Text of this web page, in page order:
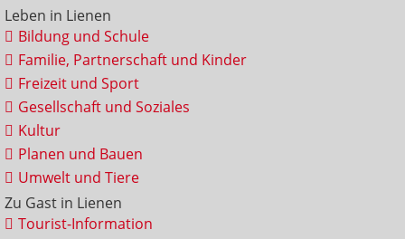
Leben in Lienen
Bildung und Schule
Familie, Partnerschaft und Kinder
Freizeit und Sport
Gesellschaft und Soziales
Kultur
Planen und Bauen
Umwelt und Tiere
Zu Gast in Lienen
Tourist-Information